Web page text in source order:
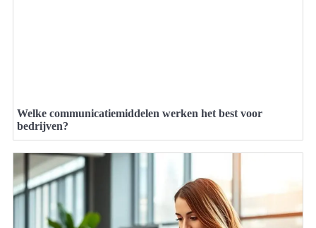
Welke communicatiemiddelen werken het best voor
bedrijven?